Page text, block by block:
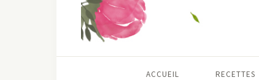
ACCUEIL RECETTES